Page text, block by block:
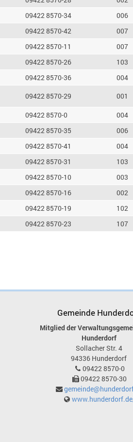
09422 8570-34 006
09422 8570-42 007
09422 8570-11 007
09422 8570-26 103
09422 8570-36 004
09422 8570-29 001
09422 8570-0 004
09422 8570-35 006
09422 8570-41 004
09422 8570-31 103
09422 8570-10 003
09422 8570-16 002
09422 8570-19 102
09422 8570-23 107
Gemeinde
Mitglied der
Hunderdorf
Sollacher Str. 4
94336 Hunderdorf
09422 8570-0
09422 8570-30